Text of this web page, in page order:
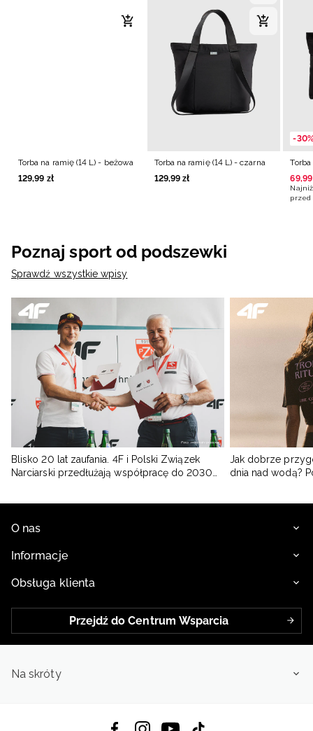
Torba na ramię (14 L) - beżowa
129,99 zł
Torba na ramię (14 L) - czarna
129,99 zł
-30%
69,99
przed
Poznaj sport od podszewki
Sprawdź wszystkie wpisy
Blisko 20 lat zaufania. 4F i Polski Związek
Narciarski przedłużają współpracę do 2030
Jak dobrze
dnia nad wodą?
O nas
Informacje
Obsługa klienta
Przejdź do Centrum Wsparcia
Na skróty